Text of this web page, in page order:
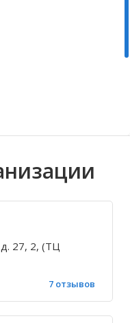
д. 27, 2, (ТЦ
7 отзывов